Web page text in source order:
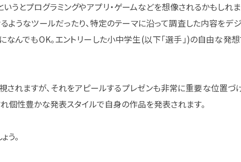
とプログラミングやアプリ・ゲームなどを想像されるかもしれま
うなツールだったり、特定のテーマに沿って調査した内容をデ
んでもOK。エントリーした小中学生(以下「選手」)の自由な発
れますが、それをアピールするプレゼンも非常に重要な位置づ
個性豊かな発表スタイルで自身の作品を発表されます。
。